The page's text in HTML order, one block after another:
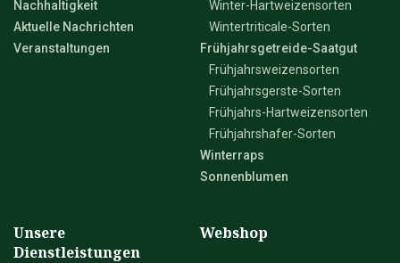
Nachhaltigkeit
Aktuelle Nachrichten
Veranstaltungen
Winter-Hartweizensorten
Wintertriticale-Sorten
Frühjahrsgetreide-Saatgut
Frühjahrsweizensorten
Frühjahrsgerste-Sorten
Frühjahrs-Hartweizensorten
Frühjahrshafer-Sorten
Winterraps
Sonnenblumen
Unsere
Dienstleistungen
Webshop